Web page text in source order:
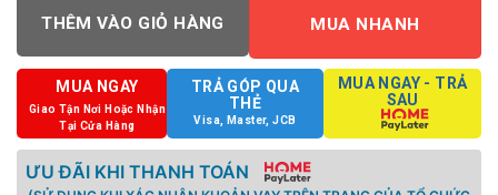
THÊM VÀO GIỎ HÀNG MUA NHANH
MUA NGAY
Giao Tận Nơi Hoặc Nhận
Tại Cửa Hàng
TRẢ GÓP QUA
THẺ
Visa, Master, JCB
MUA NGAY - TRẢ
SAU
ƯU ĐÃI KHI THANH TOÁN